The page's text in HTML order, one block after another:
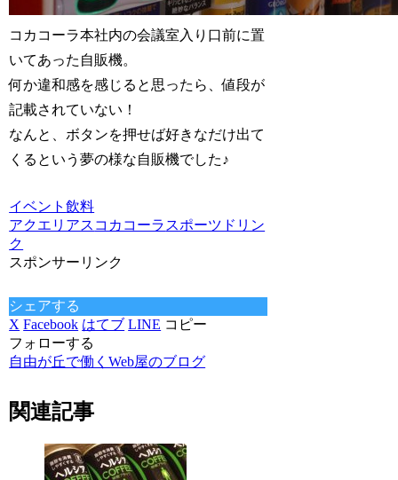
コカコーラ本社内の会議室入り口前に置
いてあった自販機。
何か違和感を感じると思ったら、値段が
記載されていない！
なんと、ボタンを押せば好きなだけ出て
くるという夢の様な自販機でした♪
イベント飲料
アクエリアス コカコーラ スポーツドリン
ク
スポンサーリンク
シェアする
X Facebook はてブ LINE コピー
フォローする
自由が丘で働くWeb屋のブログ
関連記事